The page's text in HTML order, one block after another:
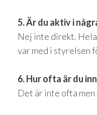
5. Är du aktiv i
Nej inte direkt. Hela
var med i styrelsen
6. Hur ofta är du
Det är inte ofta men